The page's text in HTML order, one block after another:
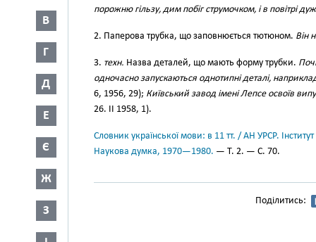
В
Г
Д
Е
Є
Ж
З
порожню гільзу, дим побіг струмочком, і в повітрі
2. Паперова трубка, що заповнюється тютюном. Він
3. техн. Назва деталей, що мають форму трубки.
одночасно запускаються однотипні деталі,
6, 1956, 29); Київський завод імені Лепсе освоїв
26. II 1958, 1).
Словник української мови: в 11 тт. / АН УРСР.
Наукова думка, 1970—1980. — Т. 2. — С. 70.
Поділитись: